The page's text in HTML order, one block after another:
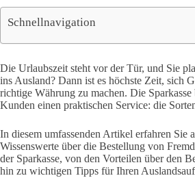
Schnellnavigation
Die Urlaubszeit steht vor der Tür, und Sie
ins Ausland? Dann ist es höchste Zeit, sich
richtige Währung zu machen. Die Sparkasse
Kunden einen praktischen Service: die
In diesem umfassenden Artikel erfahren Sie
Wissenswerte über die Bestellung von
der Sparkasse, von den Vorteilen über den
hin zu wichtigen Tipps für Ihren